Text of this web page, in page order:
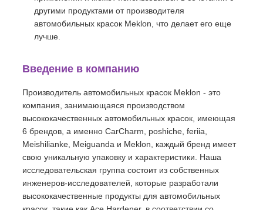
другими продуктами от производителя
автомобильных красок Meklon, что делает его еще
лучше.
Введение в компанию
Производитель автомобильных красок Meklon - это
компания, занимающаяся производством
высококачественных автомобильных красок, имеющая
6 брендов, а именно CarCharm, poshiche, feriia,
Meishilianke, Meiguanda и Meklon, каждый бренд имеет
свою уникальную упаковку и характеристики. Наша
исследовательская группа состоит из собственных
инженеров-исследователей, которые разработали
высококачественные продукты для автомобильных